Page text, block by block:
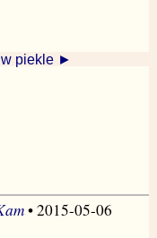
piekle ►
• 2015-05-06